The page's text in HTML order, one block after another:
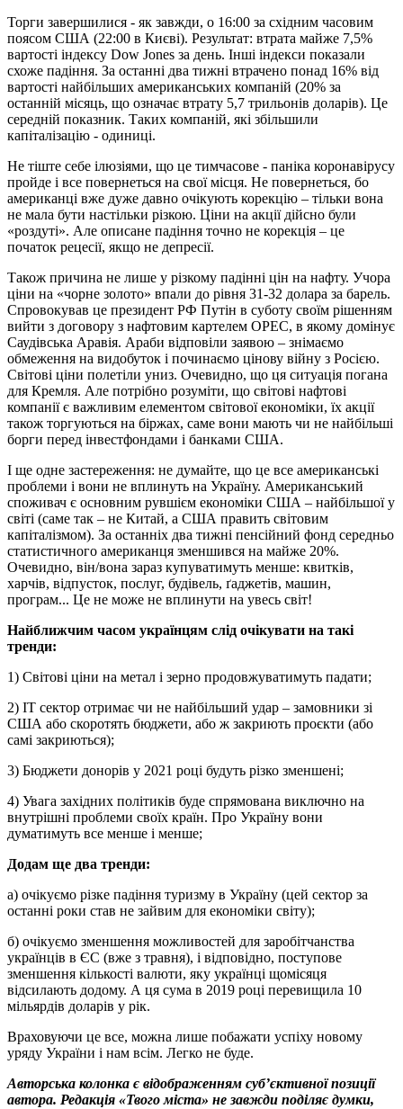
Торги завершилися - як завжди, о 16:00 за східним часовим
поясом США (22:00 в Києві). Результат: втрата майже 7,5%
вартості індексу Dow Jones за день. Інші індекси показали
схоже падіння. За останні два тижні втрачено понад 16% від
вартості найбільших американських компаній (20% за
останній місяць, що означає втрату 5,7 трильонів доларів). Це
середній показник. Таких компаній, які збільшили
капіталізацію - одиниці.
Не тіште себе ілюзіями, що це тимчасове - паніка коронавірусу
пройде і все повернеться на свої місця. Не повернеться, бо
американці вже дуже давно очікують корекцію – тільки вона
не мала бути настільки різкою. Ціни на акції дійсно були
«роздуті». Але описане падіння точно не корекція – це
початок рецесії, якщо не депресії.
Також причина не лише у різкому падінні цін на нафту. Учора
ціни на «чорне золото» впали до рівня 31-32 долара за барель.
Спровокував це президент РФ Путін в суботу своїм рішенням
вийти з договору з нафтовим картелем OPEC, в якому домінує
Саудівська Аравія. Араби відповіли заявою – знімаємо
обмеження на видобуток і починаємо цінову війну з Росією.
Світові ціни полетіли униз. Очевидно, що ця ситуація погана
для Кремля. Але потрібно розуміти, що світові нафтові
компанії є важливим елементом світової економіки, їх акції
також торгуються на біржах, саме вони мають чи не найбільші
борги перед інвестфондами і банками США.
І ще одне застереження: не думайте, що це все американські
проблеми і вони не вплинуть на Україну. Американський
споживач є основним рувшієм економіки США – найбільшої у
світі (саме так – не Китай, а США править світовим
капіталізмом). За останніх два тижні пенсійний фонд середньо
статистичного американця зменшився на майже 20%.
Очевидно, він/вона зараз купуватимуть менше: квитків,
харчів, відпусток, послуг, будівель, ґаджетів, машин,
програм... Це не може не вплинути на увесь світ!
Найближчим часом українцям слід очікувати на такі
тренди:
1) Світові ціни на метал і зерно продовжуватимуть падати;
2) ІТ сектор отримає чи не найбільший удар – замовники зі
США або скоротять бюджети, або ж закриють проєкти (або
самі закриються);
3) Бюджети донорів у 2021 році будуть різко зменшені;
4) Увага західних політиків буде спрямована виключно на
внутрішні проблеми своїх країн. Про Україну вони
думатимуть все менше і менше;
Додам ще два тренди:
а) очікуємо різке падіння туризму в Україну (цей сектор за
останні роки став не зайвим для економіки світу);
б) очікуємо зменшення можливостей для заробітчанства
українців в ЄС (вже з травня), і відповідно, поступове
зменшення кількості валюти, яку українці щомісяця
відсилають додому. А ця сума в 2019 році перевищила 10
мільярдів доларів у рік.
Враховуючи це все, можна лише побажати успіху новому
уряду України і нам всім. Легко не буде.
Авторська колонка є відображенням суб’єктивної позиції
автора. Редакція «Твого міста» не завжди поділяє думки,